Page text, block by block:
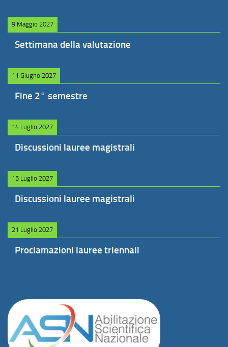
9 Maggio 2027
Settimana della valutazione
11 Giugno 2027
Fine 2° semestre
14 Luglio 2027
Discussioni lauree magistrali
15 Luglio 2027
Discussioni lauree magistrali
21 Luglio 2027
Proclamazioni lauree triennali